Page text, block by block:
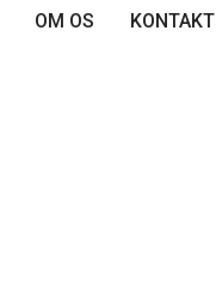
OM OS KONTAKT